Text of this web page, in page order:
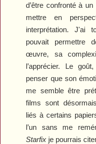
d’être confronté à
mettre en
interprétation. J'ai
pouvait permettre
œuvre, sa
l’apprécier. Le
penser que son
me semble être
films sont
liés à certains
l’un sans me
Starfix je pourrais